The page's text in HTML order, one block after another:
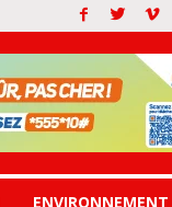
ENVIRONNEMENT